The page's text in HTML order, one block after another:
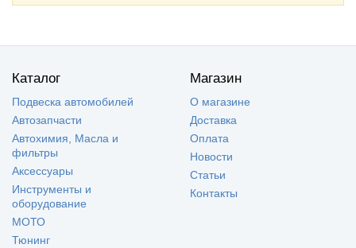
Каталог
Подвеска автомобилей
Автозапчасти
Автохимия, Масла и
фильтры
Аксессуары
Инструменты и
оборудование
МОТО
Тюнинг
Магазин
О магазине
Доставка
Оплата
Новости
Статьи
Контакты